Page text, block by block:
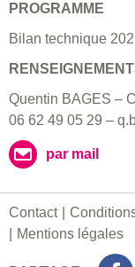
PROGRAMME
Bilan technique
Quentin BAGES –
06 62 49 05 29 –
par mail
Contact
Mentions légales